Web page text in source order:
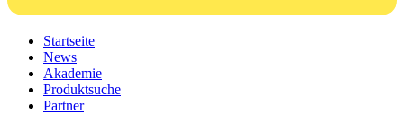
Startseite
News
Akademie
Produktsuche
Partner